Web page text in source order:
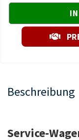
Beschreibung
Service-